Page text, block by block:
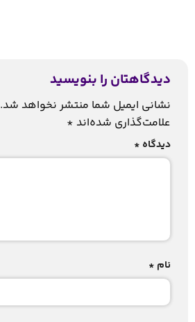
دیدگاهتان را بنویسید
نشانی ایمیل شما منتشر نخواهد شد.
علامت‌گذاری شده‌اند *
دیدگاه *
نام *